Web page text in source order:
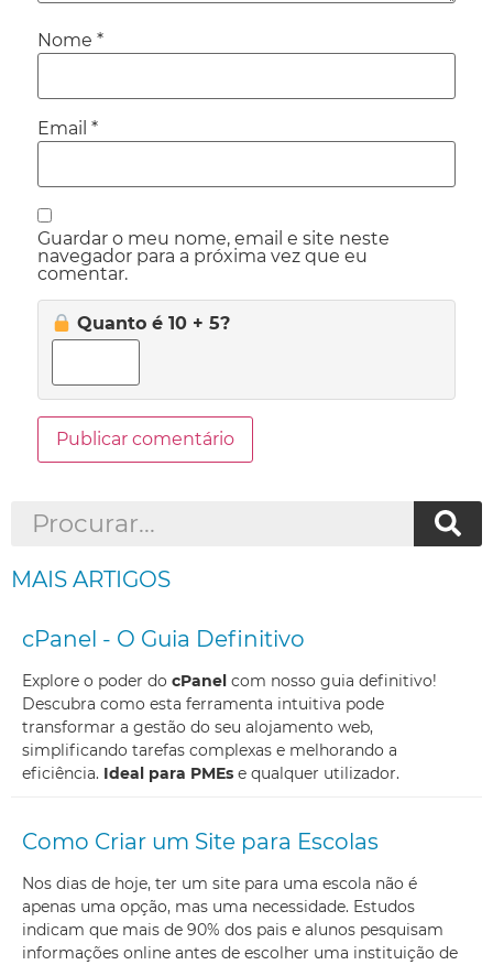
Nome *
Email *
Guardar o meu nome, email e site neste
navegador para a próxima vez que eu
comentar.
Quanto é 10 + 5?
MAIS ARTIGOS
cPanel - O Guia Definitivo
Explore o poder do cPanel com nosso guia definitivo!
Descubra como esta ferramenta intuitiva pode
transformar a gestão do seu alojamento web,
simplificando tarefas complexas e melhorando a
eficiência. Ideal para PMEs e qualquer utilizador.
Como Criar um Site para Escolas
Nos dias de hoje, ter um site para uma escola não é
apenas uma opção, mas uma necessidade. Estudos
indicam que mais de 90% dos pais e alunos pesquisam
informações online antes de escolher uma instituição de